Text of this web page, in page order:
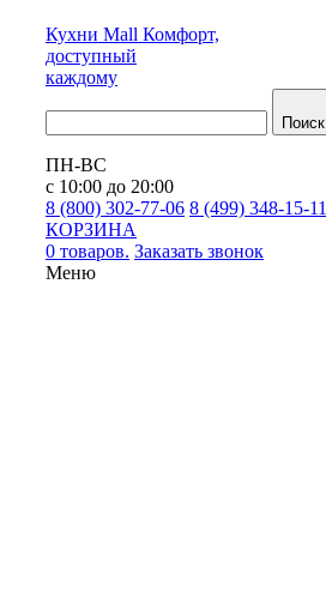
Кухни Mall Комфорт,
доступный
каждому
Поиск
ПН-ВС
с 10:00 до 20:00
8 (800) 302-77-06 8 (499) 348-15-11
КОРЗИНА
0 товаров. Заказать звонок
Меню